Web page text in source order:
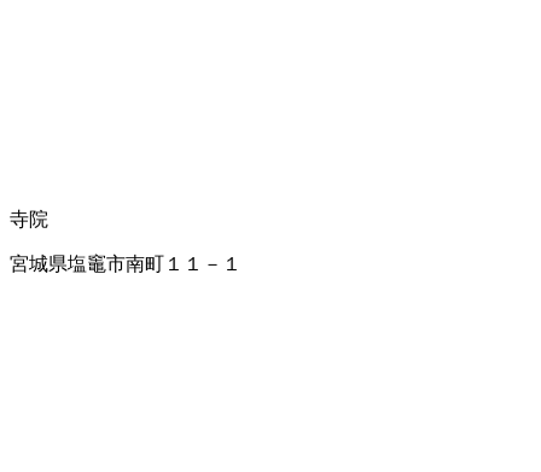
寺院
宮城県塩竈市南町１１－１